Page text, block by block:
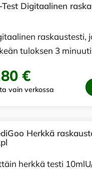
Test Digitaalinen
raskaustesti,
tuloksen 3
€
vain verkossa
Herkkä
herkkä testi